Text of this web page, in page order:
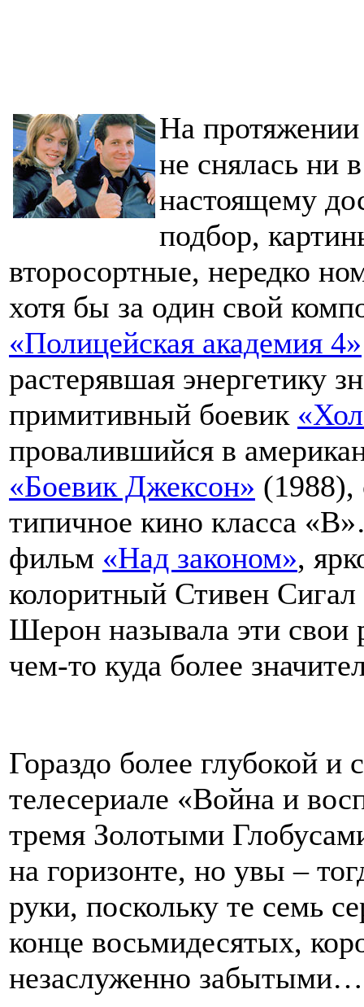
На протяжении
не снялась ни
настоящему
подбор,
второсортные, нередко
хотя бы за один свой
«Полицейская академия 4»
растерявшая энергетику
примитивный боевик
провалившийся в
«Боевик Джексон» (1988),
типичное кино класса
фильм «Над законом»,
колоритный Стивен
Шерон называла эти
чем-то куда более
Гораздо более глубокой и
телесериале «Война и
тремя Золотыми
на горизонте, но увы –
руки, поскольку те семь
конце восьмидесятых,
незаслуженно забытыми…